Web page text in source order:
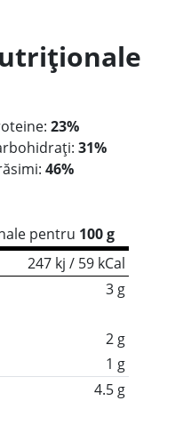
23%
31%
46%
pentru 100 g
247 kj / 59 kCal
3 g
2 g
1 g
4.5 g